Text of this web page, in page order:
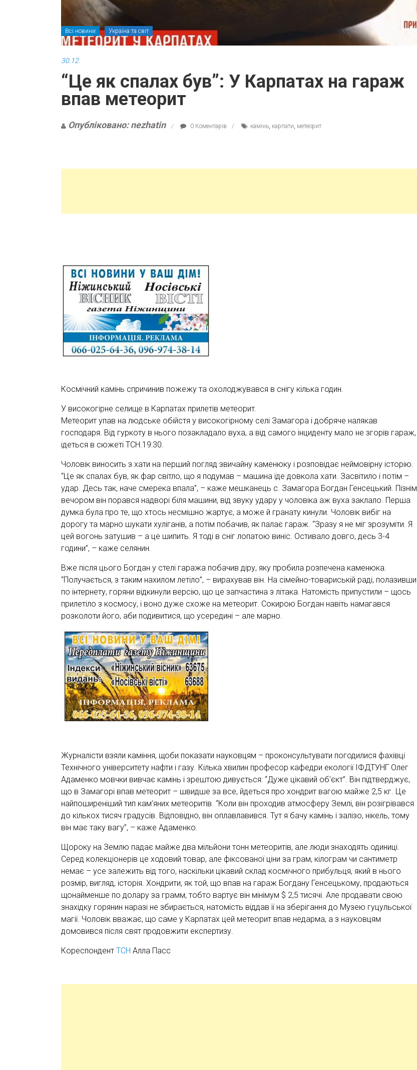
Всі новини Україна та світ
30.12.
“Це як спалах був”: У Карпатах на гараж
впав метеорит
Опубліковано: nezhatin 0 Коментарів камінь карпати метеорит
Космічний камінь спричинив пожежу та охолоджувався в снігу кілька годин.
У високогірне селище в Карпатах прилетів метеорит.
Метеорит упав на людське обійстя у високогірному селі Замагора і добряче налякав
господаря. Від гуркоту в нього позакладало вуха, а від самого інциденту мало не згорів гараж,
ідеться в сюжеті ТСН.19:30.
Чоловік виносить з хати на перший погляд звичайну каменюку і розповідає неймовірну історію.
“Це як спалах був, як фар світло, що я подумав – машина їде довкола хати. Засвітило і потім –
удар. Десь так, наче смерека впала”, – каже мешканець с. Замагора Богдан Генсецький. Пізнім
вечором він порався надворі біля машини, від звуку удару у чоловіка аж вуха заклало. Перша
думка була про те, що хтось несмішно жартує, а може й гранату кинули. Чоловік вибіг на
дорогу та марно шукати хуліганів, а потім побачив, як палає гараж. “Зразу я не міг зрозуміти. Я
цей вогонь затушив – а це шипить. Я тоді в сніг лопатою виніс. Остивало довго, десь 3-4
години”, – каже селянин.
Вже після цього Богдан у стелі гаража побачив діру, яку пробила розпечена каменюка.
“Получається, з таким нахилом летіло”, – вирахував він. На сімейно-товариській раді, полазивши
по інтернету, горяни відкинули версію, що це запчастина з літака. Натомість припустили – щось
прилетіло з космосу, і воно дуже схоже на метеорит. Сокирою Богдан навіть намагався
розколоти його, аби подивитися, що усередині – але марно.
Журналісти взяли каміння, щоби показати науковцям – проконсультувати погодилися фахівці
Технічного університету нафти і газу. Кілька хвилин професор кафедри екології ІФДТУНГ Олег
Адаменко мовчки вивчає камінь і зрештою дивується: “Дуже цікавий об’єкт”. Він підтверджує,
що в Замагорі впав метеорит – швидше за все, йдеться про хондрит вагою майже 2,5 кг. Це
найпоширеніший тип кам’яних метеоритів. “Коли він проходив атмосферу Землі, він розігрівався
до кількох тисяч градусів. Відповідно, він оплавлавився. Тут я бачу камінь і залізо, нікель, тому
він має таку вагу”, – каже Адаменко.
Щороку на Землю падає майже два мільйони тонн метеоритів, але люди знаходять одиниці.
Серед колекціонерів це ходовий товар, але фіксованої ціни за грам, кілограм чи сантиметр
немає – усе залежить від того, наскільки цікавий склад космічного прибульця, який в нього
розмір, вигляд, історія. Хондрити, як той, що впав на гараж Богдану Генсецькому, продаються
щонайменше по долару за грамм, тобто вартує він мінімум $ 2,5 тисячі. Але продавати свою
знахідку горянин наразі не збирається, натомість віддав її на зберігання до Музею гуцульської
магії. Чоловік вважає, що саме у Карпатах цей метеорит впав недарма, а з науковцям
домовився після свят продовжити експертизу.
Кореспондент ТСН Алла Пасс